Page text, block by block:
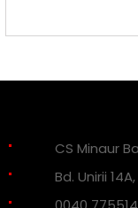
CS Minaur
Bd. Unirii